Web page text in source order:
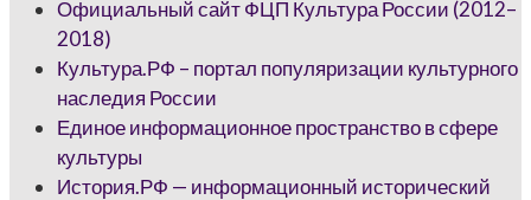
Официальный сайт ФЦП Культура России (2012–
2018)
Культура.РФ – портал популяризации культурного
наследия России
Единое информационное пространство в сфере
культуры
История.РФ — информационный исторический